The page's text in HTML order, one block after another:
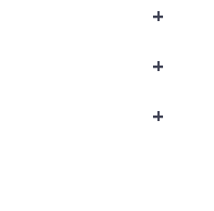
+
+
+